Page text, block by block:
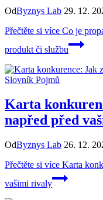
OdByznys Lab 29. 12.
Přečtěte si více Co je
produkt či službu
Slovník Pojmů
Karta
napřed před
OdByznys Lab 26. 12.
Přečtěte si více Karta
vašimi rivaly